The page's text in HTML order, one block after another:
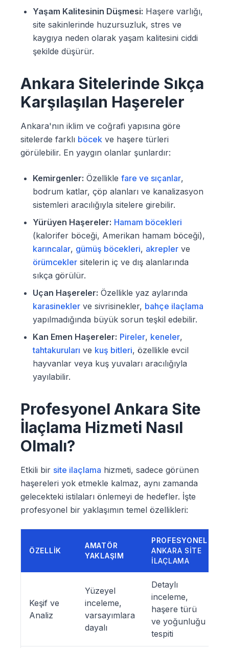
Yaşam Kalitesinin Düşmesi: Haşere varlığı,
site sakinlerinde huzursuzluk, stres ve
kaygıya neden olarak yaşam kalitesini ciddi
şekilde düşürür.
Ankara Sitelerinde Sıkça
Karşılaşılan Haşereler
Ankara'nın iklim ve coğrafi yapısına göre
sitelerde farklı böcek ve haşere türleri
görülebilir. En yaygın olanlar şunlardır:
Kemirgenler: Özellikle fare ve sıçanlar,
bodrum katlar, çöp alanları ve kanalizasyon
sistemleri aracılığıyla sitelere girebilir.
Yürüyen Haşereler: Hamam böcekleri
(kalorifer böceği, Amerikan hamam böceği),
karıncalar, gümüş böcekleri, akrepler ve
örümcekler sitelerin iç ve dış alanlarında
sıkça görülür.
Uçan Haşereler: Özellikle yaz aylarında
karasinekler ve sivrisinekler, bahçe ilaçlama
yapılmadığında büyük sorun teşkil edebilir.
Kan Emen Haşereler: Pireler, keneler,
tahtakuruları ve kuş bitleri, özellikle evcil
hayvanlar veya kuş yuvaları aracılığıyla
yayılabilir.
Profesyonel Ankara Site
İlaçlama Hizmeti Nasıl
Olmalı?
Etkili bir site ilaçlama hizmeti, sadece görünen
haşereleri yok etmekle kalmaz, aynı zamanda
gelecekteki istilaları önlemeyi de hedefler. İşte
profesyonel bir yaklaşımın temel özellikleri:
ÖZELLIK
AMATÖR
YAKLAŞIM
PROFESYONEL
ANKARA SITE
İLAÇLAMA
Keşif ve
Analiz
Yüzeyel
inceleme,
varsayımlara
dayalı
Detaylı
inceleme,
haşere türü
ve yoğunluğu
tespiti